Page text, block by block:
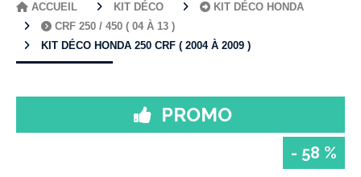
ACCUEIL KIT DÉCO
KIT DÉCO HONDA
CRF 250 / 450 ( 04 À 13 )
KIT DÉCO HONDA 250 CRF ( 2004 À 2009 )
- 58 %
PROMO